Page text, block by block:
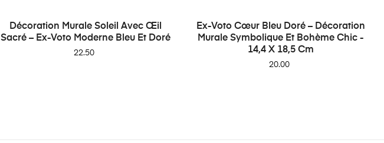
Décoration Murale Soleil Avec Œil
Sacré – Ex-Voto Moderne Bleu Et Doré
Price
22.50
Ex-Voto Cœur Bleu Doré – Décoration
Murale Symbolique Et Bohème Chic -
14,4 X 18,5 Cm
Price
20.00